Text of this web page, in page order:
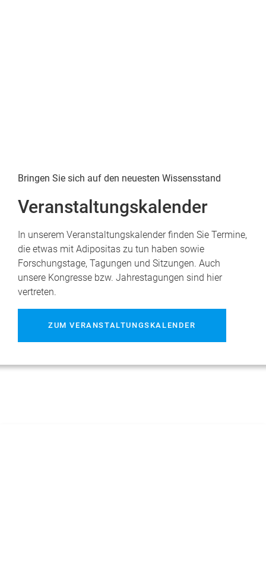
Bringen Sie sich auf den neuesten Wissensstand
Veranstaltungskalender
In unserem Veranstaltungskalender finden Sie Termine,
die etwas mit Adipositas zu tun haben sowie
Forschungstage, Tagungen und Sitzungen. Auch
unsere Kongresse bzw. Jahrestagungen sind hier
vertreten.
ZUM VERANSTALTUNGSKALENDER